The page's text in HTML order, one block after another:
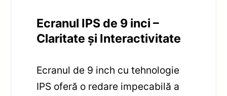
Ecranul IPS de 9 inci –
Claritate și Interactivitate
Ecranul de 9 inch cu tehnologie
IPS oferă o redare impecabilă a